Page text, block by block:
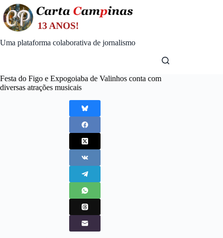
Skip
to
content
Uma plataforma colaborativa de jornalismo
Festa do Figo e Expogoiaba de Valinhos conta com
diversas atrações musicais